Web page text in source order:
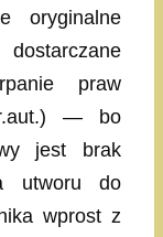
oryginalne
praw
— bo
jest brak
utworu do
wprost z